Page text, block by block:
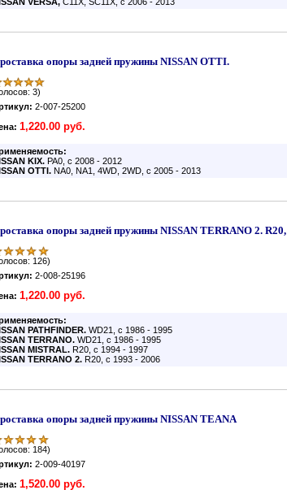
опоры задней пружины NISSAN OTTI.
3)
2-007-25200
1,220.00 руб.
KIX. PA0, с 2008 - 2012
OTTI. NA0, NA1, 4WD, 2WD, с 2005 - 2013
опоры задней пружины NISSAN TERRANO 2. R20,
126)
2-008-25196
1,220.00 руб.
PATHFINDER. WD21, с 1986 - 1995
TERRANO. WD21, с 1986 - 1995
MISTRAL. R20, с 1994 - 1997
TERRANO 2. R20, с 1993 - 2006
опоры задней пружины NISSAN TEANA
184)
2-009-40197
1,520.00 руб.